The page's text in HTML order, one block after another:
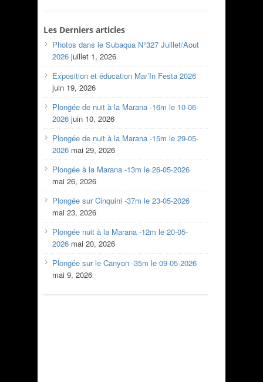
Les Derniers articles
Photos dans le Subaqua N°327 Juillet/Aout
2026 juillet 1, 2026
Exposition et éducation Mar’In Festa 2026
juin 19, 2026
Plongée de nuit à la Marana -16m le 10-06-
2026 juin 10, 2026
Plongée de nuit à la Marana -15m le 29-05-
2026 mai 29, 2026
Plongée à la Marana -13m le 26-05-2026
mai 26, 2026
Plongée sur Cinquini -37m le 23-05-2026
mai 23, 2026
Plongée nuit à la Marana -12m le 20-05-
2026 mai 20, 2026
Plongée sur le Canyon -35m le 09-05-2026
mai 9, 2026